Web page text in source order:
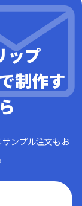
ップ
制作す
ンプル注文もお